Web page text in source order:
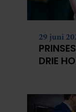
29 juni
DRIE